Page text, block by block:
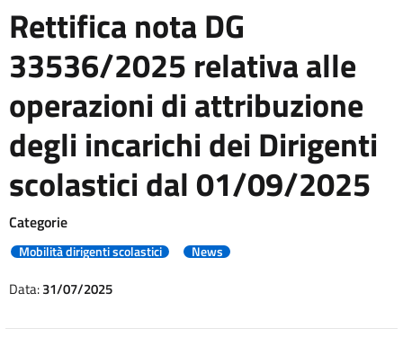
Rettifica nota DG
33536/2025 relativa alle
operazioni di attribuzione
degli incarichi dei Dirigenti
scolastici dal 01/09/2025
Categorie
Mobilità dirigenti scolastici News
Data:31/07/2025